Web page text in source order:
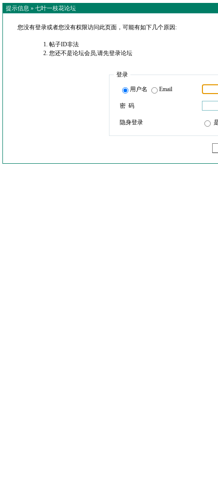
提示信息 » 七叶一枝花论坛
您没有登录或者您没有权限访问此页面，可能有如下几个原因:
帖子ID非法
您还不是论坛会员,请先登录论坛
登录
用户名 Email
密 码
隐身登录